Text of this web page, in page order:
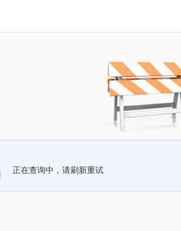
正在查询中，请刷新重试